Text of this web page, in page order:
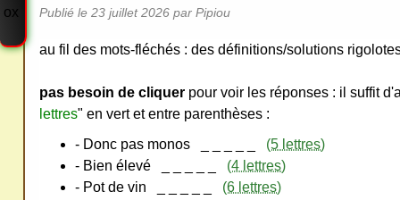
Publié le 23 juillet 2026 par Pipiou
au fil des mots-fléchés : des définitions/solutions
pas besoin de cliquer pour voir les réponses : il suffit
lettres" en vert et entre parenthèses :
- Donc pas monos
(5 lettres)
- Bien élevé
(4 lettres)
- Pot de vin
(6 lettres)